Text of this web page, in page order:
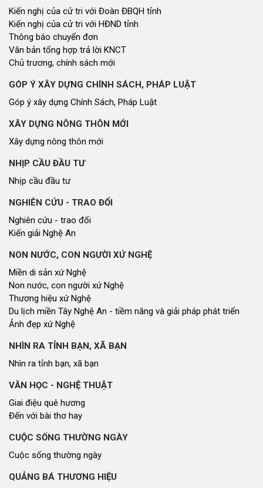
Kiến nghị của cử tri với Đoàn ĐBQH tỉnh
Kiến nghị của cử tri với HĐND tỉnh
Thông báo chuyển đơn
Văn bản tổng hợp trả lời KNCT
Chủ trương, chính sách mới
GÓP Ý XÂY DỰNG CHÍNH SÁCH, PHÁP LUẬT
Góp ý xây dựng Chính Sách, Pháp Luật
XÂY DỰNG NÔNG THÔN MỚI
Xây dựng nông thôn mới
NHỊP CẦU ĐẦU TƯ
Nhịp cầu đầu tư
NGHIÊN CỨU - TRAO ĐỔI
Nghiên cứu - trao đổi
Kiến giải Nghệ An
NON NƯỚC, CON NGƯỜI XỨ NGHỆ
Miền di sản xứ Nghệ
Non nước, con người xứ Nghệ
Thương hiệu xứ Nghệ
Du lịch miền Tây Nghệ An - tiềm năng và giải pháp phát triển
Ảnh đẹp xứ Nghệ
NHÌN RA TỈNH BẠN, XÃ BẠN
Nhìn ra tỉnh bạn, xã bạn
VĂN HỌC - NGHỆ THUẬT
Giai điệu quê hương
Đến với bài thơ hay
CUỘC SỐNG THƯỜNG NGÀY
Cuộc sống thường ngày
QUẢNG BÁ THƯƠNG HIỆU